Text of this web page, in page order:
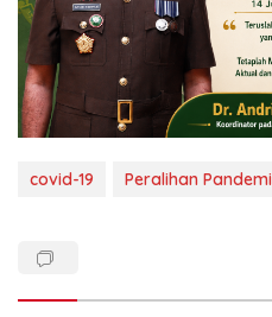
covid-19 Peralihan Pandemi